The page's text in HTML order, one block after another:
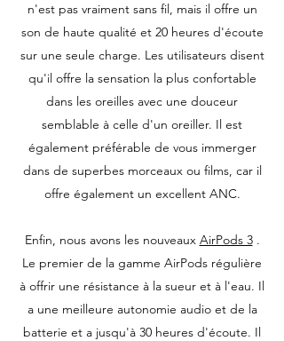
n'est pas vraiment sans fil, mais il offre un
son de haute qualité et 20 heures d'écoute
sur une seule charge. Les utilisateurs disent
qu'il offre la sensation la plus confortable
dans les oreilles avec une douceur
semblable à celle d'un oreiller. Il est
également préférable de vous immerger
dans de superbes morceaux ou films, car il
offre également un excellent ANC.
Enfin, nous avons les nouveaux AirPods 3.
Le premier de la gamme AirPods régulière
à offrir une résistance à la sueur et à l'eau. Il
a une meilleure autonomie audio et de la
batterie et a jusqu'à 30 heures d'écoute. Il